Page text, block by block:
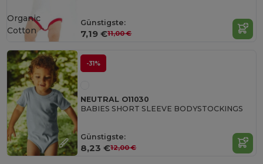
Günstigste:
7,19 €11,00 €
Organic
Cotton
-31%
NEUTRAL O11030
BABIES SHORT SLEEVE BODYSTOCKINGS
Günstigste:
8,23 €12,00 €